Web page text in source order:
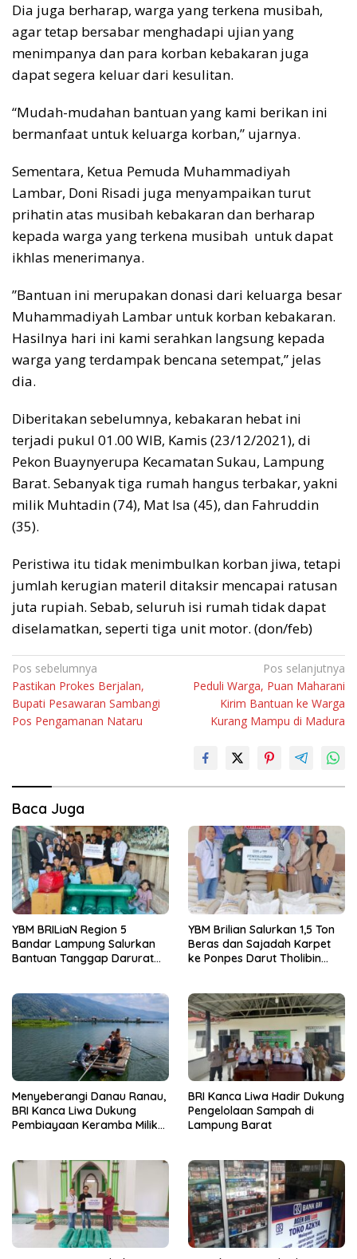
Dia juga berharap, warga yang terkena musibah,
agar tetap bersabar menghadapi ujian yang
menimpanya dan para korban kebakaran juga
dapat segera keluar dari kesulitan.
“Mudah-mudahan bantuan yang kami berikan ini
bermanfaat untuk keluarga korban,” ujarnya.
Sementara, Ketua Pemuda Muhammadiyah
Lambar, Doni Risadi juga menyampaikan turut
prihatin atas musibah kebakaran dan berharap
kepada warga yang terkena musibah untuk dapat
ikhlas menerimanya.
”Bantuan ini merupakan donasi dari keluarga besar
Muhammadiyah Lambar untuk korban kebakaran.
Hasilnya hari ini kami serahkan langsung kepada
warga yang terdampak bencana setempat,” jelas
dia.
Diberitakan sebelumnya, kebakaran hebat ini
terjadi pukul 01.00 WIB, Kamis (23/12/2021), di
Pekon Buaynyerupa Kecamatan Sukau, Lampung
Barat. Sebanyak tiga rumah hangus terbakar, yakni
milik Muhtadin (74), Mat Isa (45), dan Fahruddin
(35).
Peristiwa itu tidak menimbulkan korban jiwa, tetapi
jumlah kerugian materil ditaksir mencapai ratusan
juta rupiah. Sebab, seluruh isi rumah tidak dapat
diselamatkan, seperti tiga unit motor. (don/feb)
Navigasi
pos
Pos sebelumnya
Pastikan Prokes Berjalan,
Bupati Pesawaran Sambangi
Pos Pengamanan Nataru
Pos selanjutnya
Peduli Warga, Puan Maharani
Kirim Bantuan ke Warga
Kurang Mampu di Madura
Baca Juga
YBM BRILiaN Region 5
Bandar Lampung Salurkan
Bantuan Tanggap Darurat
YBM Brilian Salurkan 1,5 Ton
Beras dan Sajadah Karpet
ke Ponpes Darut Tholibin
Menyeberangi Danau Ranau,
BRI Kanca Liwa Dukung
Pembiayaan Keramba Milik
BRI Kanca Liwa Hadir Dukung
Pengelolaan Sampah di
Lampung Barat